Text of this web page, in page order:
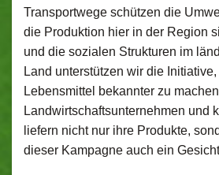
Transportwege schützen die
die Produktion hier in der Region
und die sozialen Strukturen im
Land unterstützen wir die
Lebensmittel bekannter zu
Landwirtschaftsunternehmen und
liefern nicht nur ihre Produkte,
dieser Kampagne auch ein